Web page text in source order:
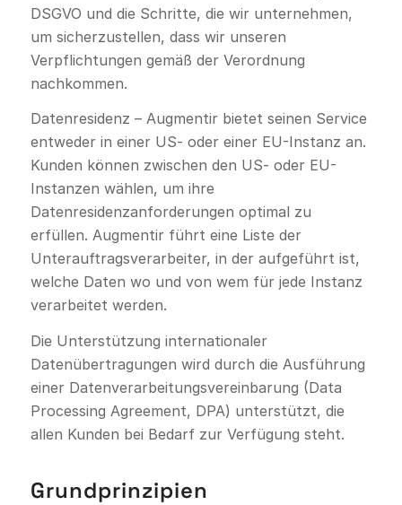
DSGVO und die Schritte, die wir unternehmen,
um sicherzustellen, dass wir unseren
Verpflichtungen gemäß der Verordnung
nachkommen.
Datenresidenz – Augmentir bietet seinen Service
entweder in einer US- oder einer EU-Instanz an.
Kunden können zwischen den US- oder EU-
Instanzen wählen, um ihre
Datenresidenzanforderungen optimal zu
erfüllen. Augmentir führt eine Liste der
Unterauftragsverarbeiter, in der aufgeführt ist,
welche Daten wo und von wem für jede Instanz
verarbeitet werden.
Die Unterstützung internationaler
Datenübertragungen wird durch die Ausführung
einer Datenverarbeitungsvereinbarung (Data
Processing Agreement, DPA) unterstützt, die
allen Kunden bei Bedarf zur Verfügung steht.
Grundprinzipien